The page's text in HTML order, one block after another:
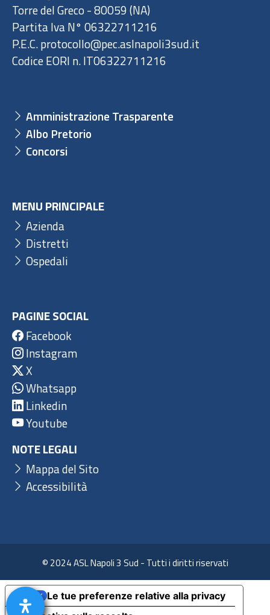
Torre del Greco - 80059 (NA)
Partita Iva N° 06322711216
P.E.C. protocollo@pec.aslnapoli3sud.it
Codice EORI n. IT06322711216
Amministrazione Trasparente
Albo Pretorio
Concorsi
MENU PRINCIPALE
Azienda
Distretti
Ospedali
PAGINE SOCIAL
Facebook
Instagram
X
Whatsapp
Linkedin
Youtube
NOTE LEGALI
Mappa del Sito
Accessibilità
© 2024 ASL Napoli 3 Sud - Tutti i diritti riservati
Le tue preferenze relative alla privacy